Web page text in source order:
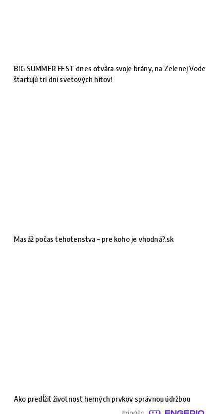
BIG SUMMER FEST dnes otvára svoje brány, na Zelenej Vode
štartujú tri dni svetových hitov!
Masáž počas tehotenstva – pre koho je vhodná?.sk
Ako predĺžiť životnosť herných prvkov správnou údržbou